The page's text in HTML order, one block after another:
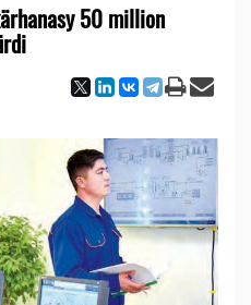
50 million